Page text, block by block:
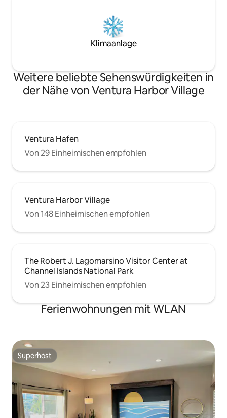
Klimaanlage
Weitere beliebte Sehenswürdigkeiten in
der Nähe von Ventura Harbor Village
Ventura Hafen
Von 29 Einheimischen empfohlen
Ventura Harbor Village
Von 148 Einheimischen empfohlen
The Robert J. Lagomarsino Visitor Center at
Channel Islands National Park
Von 23 Einheimischen empfohlen
Ferienwohnungen mit WLAN
Superhost
Superhost